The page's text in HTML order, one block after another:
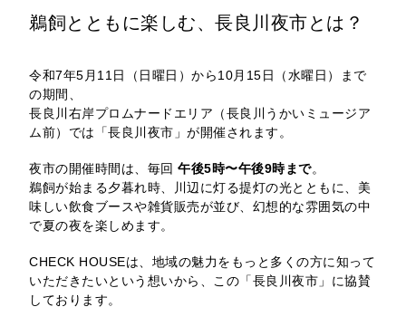
鵜飼とともに楽しむ、長良川夜市とは？
令和7年5月11日（日曜日）から10月15日（水曜日）まで
の期間、
長良川右岸プロムナードエリア（長良川うかいミュージア
ム前）では「長良川夜市」が開催されます。
夜市の開催時間は、毎回午後5時〜午後9時まで。
鵜飼が始まる夕暮れ時、川辺に灯る提灯の光とともに、美
味しい飲食ブースや雑貨販売が並び、幻想的な雰囲気の中
で夏の夜を楽しめます。
CHECK HOUSEは、地域の魅力をもっと多くの方に知って
いただきたいという想いから、この「長良川夜市」に協賛
しております。